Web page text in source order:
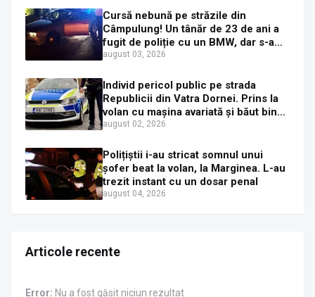
Cursă nebună pe străzile din
Câmpulung! Un tânăr de 23 de ani a
fugit de poliție cu un BMW, dar s-a
oprit într-un gard de pe strada
august 03, 2026
Individ pericol public pe strada
Republicii din Vatra Dornei. Prins la
volan cu mașina avariată și băut bine,
în plină zi
august 02, 2026
Polițiștii i-au stricat somnul unui
șofer beat la volan, la Marginea. L-au
trezit instant cu un dosar penal
august 04, 2026
Articole recente
Error: Nu a fost găsit niciun rezultat